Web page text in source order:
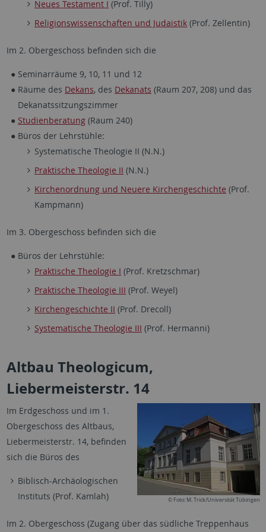
Neues Testament I (Prof. Tilly)
Religionswissenschaften und Judaistik (Prof. Zellentin)
Im 2. Obergeschoss befinden sich die
Seminarräume 9, 10, 11 und 12
Räume des Dekans, des Dekanats (Raum 207, 208) und das
Dekanatssitzungszimmer
Studienberatung (Raum 240)
Büros der Lehrstühle:
Systematische Theologie II (N.N.)
Praktische Theologie II (N.N.)
Kirchenordnung und Neuere Kirchengeschichte (Prof.
Kampmann)
Im 3. Obergeschoss befinden sich die
Büros der Lehrstühle:
Praktische Theologie I (Prof. Kretzschmar)
Praktische Theologie III (Prof. Weyel)
Kirchengeschichte II (Prof. Drecoll)
Systematische Theologie III (Prof. Hermanni)
Altbau Theologicum,
Liebermeisterstr. 14
© Foto: M. Trick/Universität Tübingen
Im Erdgeschoss und im 1.
Obergeschoss des Altbaus,
Liebermeisterstr. 14, befinden
sich die Büros des
Biblisch-Archäologischen
Instituts (Prof. Kamlah)
Im 2. Obergeschoss (Zugang über das südliche Treppenhaus